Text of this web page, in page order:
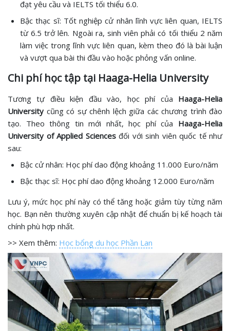
đạt yêu cầu và IELTS tối thiểu 6.0.
Bậc thạc sĩ: Tốt nghiệp cử nhân lĩnh vực liên quan, IELTS
từ 6.5 trở lên. Ngoài ra, sinh viên phải có tối thiểu 2 năm
làm việc trong lĩnh vực liên quan, kèm theo đó là bài luận
và vượt qua bài thi đầu vào hoặc phỏng vấn online.
Chi phí học tập tại Haaga-Helia University
Tương tự điều kiện đầu vào, học phí của Haaga-Helia
University cũng có sự chênh lệch giữa các chương trình đào
tạo. Theo thông tin mới nhất, học phí của Haaga-Helia
University of Applied Sciencesđối với sinh viên quốc tế như
sau:
Bậc cử nhân: Học phí dao động khoảng 11.000 Euro/năm
Bậc thạc sĩ: Học phí dao động khoảng 12.000 Euro/năm
Lưu ý, mức học phí này có thể tăng hoặc giảm tùy từng năm
học. Bạn nên thường xuyên cập nhật để chuẩn bị kế hoạch tài
chính phù hợp nhất.
>> Xem thêm: Học bổng du học Phần Lan